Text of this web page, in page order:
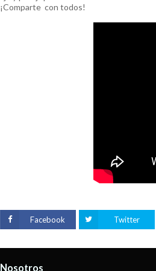
¡Comparte con todos!
Facebook Twitter
Nosotros